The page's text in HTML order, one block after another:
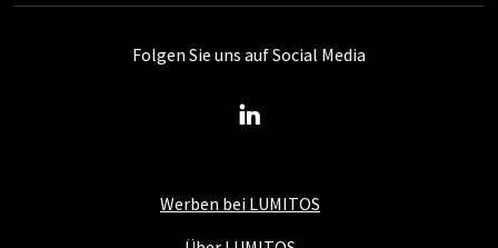
Werben bei LUMITOS
Folgen Sie uns auf Social Media